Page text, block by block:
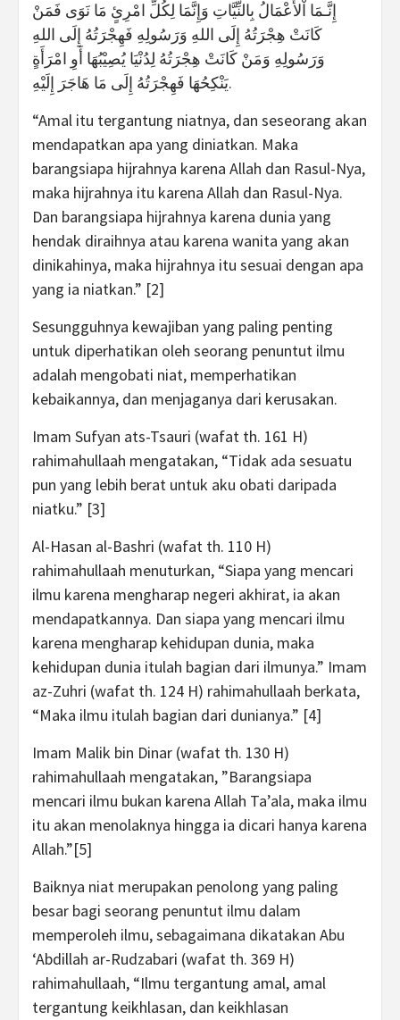
إِنَّـمَا اْلأَعْمَالُ بِالنِّيَّاتِ وَإِنَّمَا لِكُلِّ امْرِئٍ مَا نَوَى فَمَنْ
كَانَتْ هِجْرَتُهُ إِلَى اللهِ وَرَسُولِهِ فَهِجْرَتُهُ إِلَى اللهِ
وَرَسُولِهِ وَمَنْ كَانَتْ هِجْرَتُهُ لِدُنْيَا يُصِيْبُهَا أَوِ امْرَأَةٍ
يَنْكِحُهَا فَهِجْرَتُهُ إِلَى مَا هَاجَرَ إِلَيْهِ.
“Amal itu tergantung niatnya, dan seseorang akan
mendapatkan apa yang diniatkan. Maka
barangsiapa hijrahnya karena Allah dan Rasul-Nya,
maka hijrahnya itu karena Allah dan Rasul-Nya.
Dan barangsiapa hijrahnya karena dunia yang
hendak diraihnya atau karena wanita yang akan
dinikahinya, maka hijrahnya itu sesuai dengan apa
yang ia niatkan.” [2]
Sesungguhnya kewajiban yang paling penting
untuk diperhatikan oleh seorang penuntut ilmu
adalah mengobati niat, memperhatikan
kebaikannya, dan menjaganya dari kerusakan.
Imam Sufyan ats-Tsauri (wafat th. 161 H)
rahimahullaah mengatakan, “Tidak ada sesuatu
pun yang lebih berat untuk aku obati daripada
niatku.” [3]
Al-Hasan al-Bashri (wafat th. 110 H)
rahimahullaah menuturkan, “Siapa yang mencari
ilmu karena mengharap negeri akhirat, ia akan
mendapatkannya. Dan siapa yang mencari ilmu
karena mengharap kehidupan dunia, maka
kehidupan dunia itulah bagian dari ilmunya.” Imam
az-Zuhri (wafat th. 124 H) rahimahullaah berkata,
“Maka ilmu itulah bagian dari dunianya.” [4]
Imam Malik bin Dinar (wafat th. 130 H)
rahimahullaah mengatakan, ”Barangsiapa
mencari ilmu bukan karena Allah Ta’ala, maka ilmu
itu akan menolaknya hingga ia dicari hanya karena
Allah.”[5]
Baiknya niat merupakan penolong yang paling
besar bagi seorang penuntut ilmu dalam
memperoleh ilmu, sebagaimana dikatakan Abu
‘Abdillah ar-Rudzabari (wafat th. 369 H)
rahimahullaah, “Ilmu tergantung amal, amal
tergantung keikhlasan, dan keikhlasan